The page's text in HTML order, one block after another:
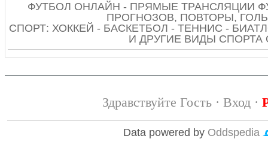
ФУТБОЛ ОНЛАЙН - ПРЯМЫЕ ТРАНСЛЯЦИИ
ПРОГНОЗОВ, ПОВТОРЫ,
СПОРТ: ХОККЕЙ - БАСКЕТБОЛ - ТЕННИС -
И ДРУГИЕ ВИДЫ СПОРТА
Здравствуйте Гость · Вход·
Data powered by Oddspedia